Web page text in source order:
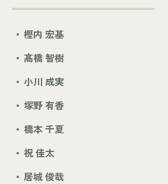
樫内 宏基
髙橋 智樹
小川 成実
塚野 有香
橋本 千夏
祝 佳太
居城 俊哉